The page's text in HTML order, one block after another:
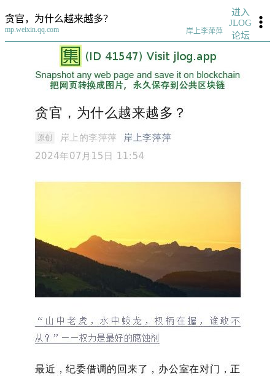
贪官，为什么越来越多？
mp.weixin.qq.com 岸上李萍萍
进入
JLOG
论坛